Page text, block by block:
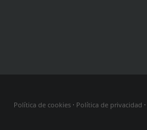
Política de cookies · Política de privacidad ·